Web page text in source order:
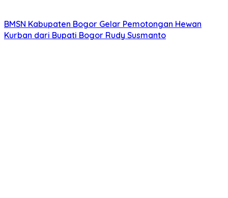
BMSN Kabupaten Bogor Gelar Pemotongan Hewan
Kurban dari Bupati Bogor Rudy Susmanto